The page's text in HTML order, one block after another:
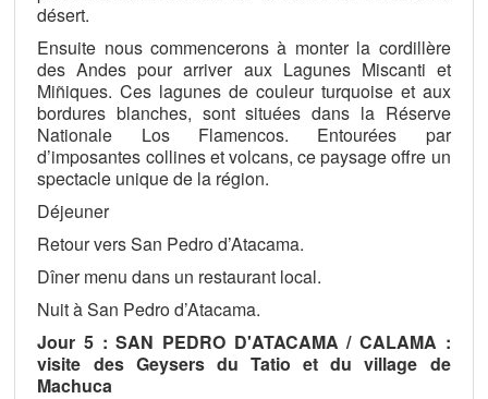
désert.
Ensuite nous commencerons à monter la cordillère
des Andes pour arriver aux Lagunes Miscanti et
Miñiques. Ces lagunes de couleur turquoise et aux
bordures blanches, sont situées dans la Réserve
Nationale Los Flamencos. Entourées par
d’imposantes collines et volcans, ce paysage offre un
spectacle unique de la région.
Déjeuner
Retour vers San Pedro d’Atacama.
Dîner menu dans un restaurant local.
Nuit à San Pedro d’Atacama.
Jour 5 : SAN PEDRO D'ATACAMA / CALAMA :
visite des Geysers du Tatio et du village de
Machuca